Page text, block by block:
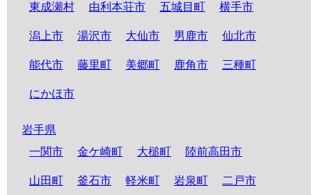
東成瀬村 由利本荘市 五城目町 横手市
潟上市 湯沢市 大仙市 男鹿市 仙北市
能代市 藤里町 美郷町 鹿角市 三種町
にかほ市
岩手県
一関市
金ケ崎町 大槌町 陸前高田市
山田町 釜石市 軽米町 岩泉町 二戸市